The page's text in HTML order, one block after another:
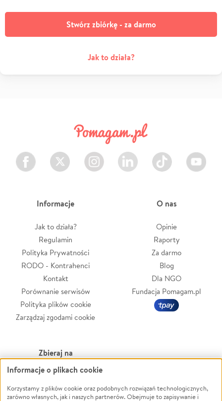
Stwórz zbiórkę - za darmo
Jak to działa?
Facebook Twitter Instagram LinkedIn TikTok Youtube
Informacje
Jak to działa?
Regulamin
Polityka Prywatności
RODO - Kontrahenci
Kontakt
Porównanie serwisów
Polityka plików cookie
Zarządzaj zgodami cookie
O nas
Opinie
Raporty
Za darmo
Blog
Dla NGO
Fundacja Pomagam.pl
Zbieraj na
Leczenie
Zwierzęta
Powódź
Informacje o plikach cookie
Korzystamy z plików cookie oraz podobnych rozwiązań technologicznych,
zarówno własnych, jak i naszych partnerów. Obejmuje to zapisywanie i